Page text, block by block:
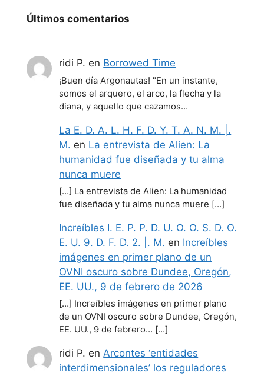
Últimos comentarios
ridi P. en Borrowed Time
¡Buen día Argonautas! "En un instante,
somos el arquero, el arco, la flecha y la
diana, y aquello que cazamos…
La E. D. A. L. H. F. D. Y. T. A. N. M. |.
M. en La entrevista de Alien: La
humanidad fue diseñada y tu alma
nunca muere
[…] La entrevista de Alien: La humanidad
fue diseñada y tu alma nunca muere […]
Increíbles I. E. P. P. D. U. O. O. S. D. O.
E. U. 9. D. F. D. 2. |. M. en Increíbles
imágenes en primer plano de un
OVNI oscuro sobre Dundee, Oregón,
EE. UU., 9 de febrero de 2026
[…] Increíbles imágenes en primer plano
de un OVNI oscuro sobre Dundee, Oregón,
EE. UU., 9 de febrero… […]
ridi P. enArcontes ‘entidades
interdimensionales’ los reguladores